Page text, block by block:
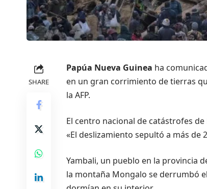
SHARE
Papúa Nueva Guinea ha
en un gran corrimiento de tierras
la AFP.
El centro nacional de catástrofes
«El deslizamiento sepultó a más de
Yambali, un pueblo en la provincia
la montaña Mongalo se derrumbó